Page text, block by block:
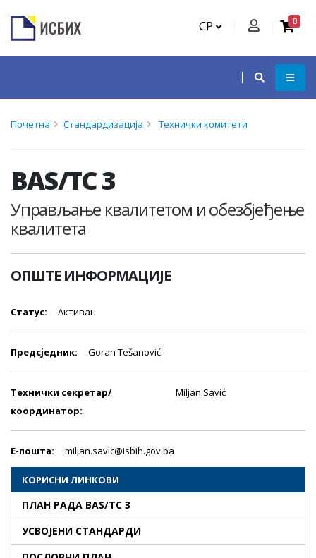
СР 0
Почетна Стандардизација Технички комитети
BAS/TC 3
Управљање квалитетом и обезбјеђење
квалитета
ОПШТЕ ИНФОРМАЦИЈЕ
Статус: Активан
Предсjедник: Goran Tešanović
Технички секретар/
координатор:
Miljan Savić
E-пошта: miljan.savic@isbih.gov.ba
КОРИСНИ ЛИНКОВИ
ПЛАН РАДА BAS/TC 3
УСВОЈЕНИ СТАНДАРДИ